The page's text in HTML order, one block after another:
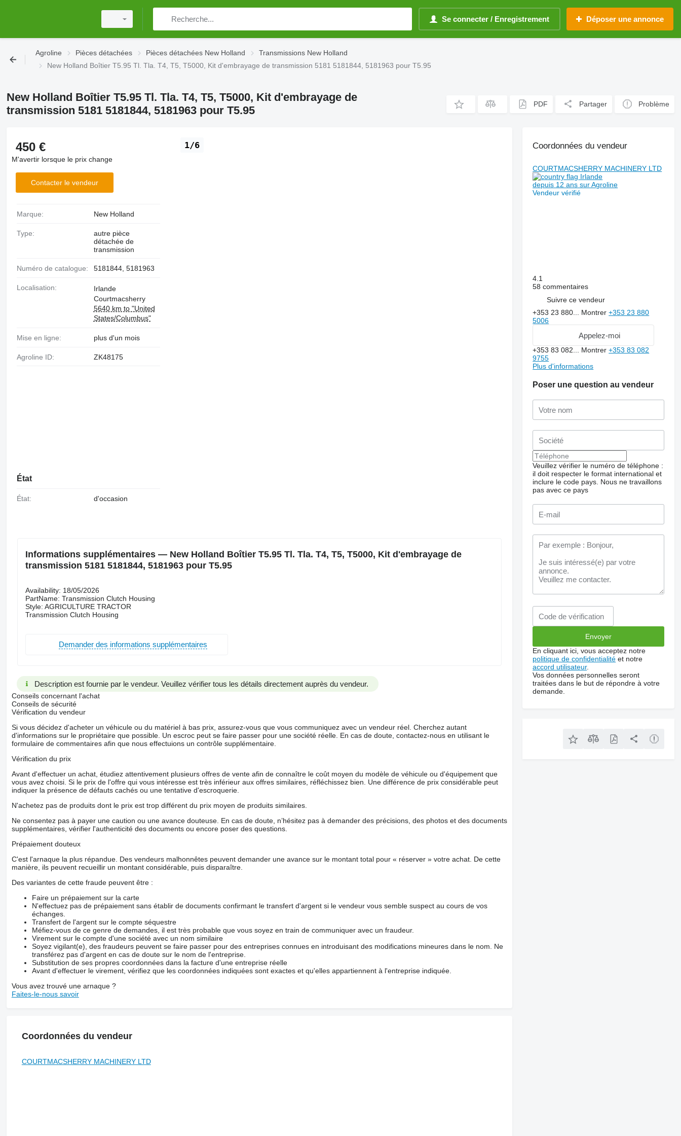
Se connecter / Enregistrement Déposer une annonce
Agroline Pièces détachées Pièces détachées New Holland
Transmissions New Holland
New Holland Boîtier T5.95 Tl. Tla. T4, T5, T5000, Kit d'embrayage de transmission 5181 5181844, 5181963 pour T5.95
New Holland Boîtier T5.95 Tl. Tla. T4, T5, T5000, Kit d'embrayage de
transmission 5181 5181844, 5181963 pour T5.95
PDF Partager Problème
1/6
450 €
M'avertir lorsque le prix change
Contacter le vendeur
Marque: New Holland
Type:
autre pièce
détachée de
transmission
Numéro de catalogue: 5181844, 5181963
Localisation:
Irlande
Courtmacsherry
5640 km to "United
States/Columbus"
Mise en ligne: plus d'un mois
Agroline ID: ZK48175
État
État: d'occasion
Informations supplémentaires — New Holland Boîtier T5.95 Tl. Tla. T4, T5, T5000, Kit d'embrayage de
transmission 5181 5181844, 5181963 pour T5.95
Availability: 18/05/2026
PartName: Transmission Clutch Housing
Style: AGRICULTURE TRACTOR
Transmission Clutch Housing
Demander des informations supplémentaires
Description est fournie par le vendeur. Veuillez vérifier tous les détails directement auprès du vendeur.
Conseils concernant l'achat
Conseils de sécurité
Vérification du vendeur
Si vous décidez d'acheter un véhicule ou du matériel à bas prix, assurez-vous que vous communiquez avec un vendeur réel. Cherchez autant
d'informations sur le propriétaire que possible. Un escroc peut se faire passer pour une société réelle. En cas de doute, contactez-nous en utilisant le
formulaire de commentaires afin que nous effectuions un contrôle supplémentaire.
Vérification du prix
Avant d'effectuer un achat, étudiez attentivement plusieurs offres de vente afin de connaître le coût moyen du modèle de véhicule ou d'équipement que
vous avez choisi. Si le prix de l'offre qui vous intéresse est très inférieur aux offres similaires, réfléchissez bien. Une différence de prix considérable peut
indiquer la présence de défauts cachés ou une tentative d'escroquerie.
N'achetez pas de produits dont le prix est trop différent du prix moyen de produits similaires.
Ne consentez pas à payer une caution ou une avance douteuse. En cas de doute, n’hésitez pas à demander des précisions, des photos et des documents
supplémentaires, vérifier l'authenticité des documents ou encore poser des questions.
Prépaiement douteux
C'est l'arnaque la plus répandue. Des vendeurs malhonnêtes peuvent demander une avance sur le montant total pour « réserver » votre achat. De cette
manière, ils peuvent recueillir un montant considérable, puis disparaître.
Des variantes de cette fraude peuvent être :
Faire un prépaiement sur la carte
N'effectuez pas de prépaiement sans établir de documents confirmant le transfert d'argent si le vendeur vous semble suspect au cours de vos
échanges.
Transfert de l'argent sur le compte séquestre
Méfiez-vous de ce genre de demandes, il est très probable que vous soyez en train de communiquer avec un fraudeur.
Virement sur le compte d'une société avec un nom similaire
Soyez vigilant(e), des fraudeurs peuvent se faire passer pour des entreprises connues en introduisant des modifications mineures dans le nom. Ne
transférez pas d'argent en cas de doute sur le nom de l'entreprise.
Substitution de ses propres coordonnées dans la facture d'une entreprise réelle
Avant d'effectuer le virement, vérifiez que les coordonnées indiquées sont exactes et qu'elles appartiennent à l'entreprise indiquée.
Vous avez trouvé une arnaque ?
Faites-le-nous savoir
Coordonnées du vendeur
COURTMACSHERRY MACHINERY LTD
Coordonnées du vendeur
COURTMACSHERRY MACHINERY LTD
Irlande
depuis 12 ans sur Agroline
Vendeur vérifié
4.1
58 commentaires
Suivre ce vendeur
+353 23 880... Montrer+353 23 880
5006
Appelez-moi
+353 83 082... Montrer+353 83 082
9755
Plus d'informations
Poser une question au vendeur
Veuillez vérifier le numéro de téléphone :
il doit respecter le format international et
inclure le code pays. Nous ne travaillons
pas avec ce pays
En cliquant ici, vous acceptez notre
politique de confidentialité et notre
accord utilisateur.
Vos données personnelles seront
traitées dans le but de répondre à votre
demande.